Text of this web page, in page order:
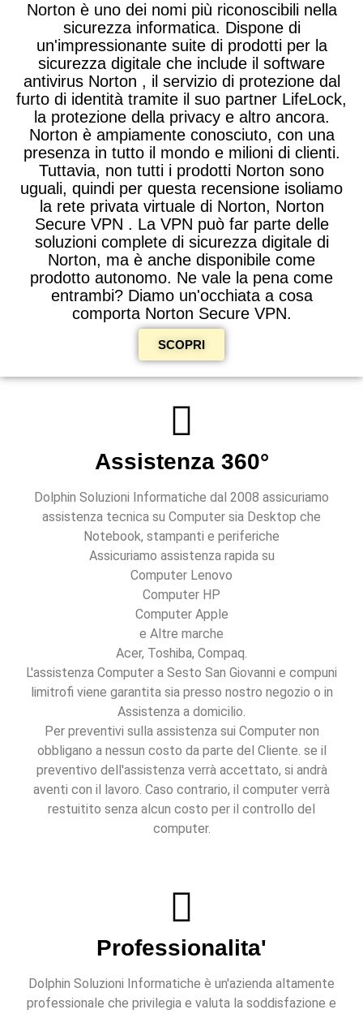
Norton è uno dei nomi più riconoscibili nella
sicurezza informatica. Dispone di
un'impressionante suite di prodotti per la
sicurezza digitale che include il software
antivirus Norton , il servizio di protezione dal
furto di identità tramite il suo partner LifeLock,
la protezione della privacy e altro ancora.
Norton è ampiamente conosciuto, con una
presenza in tutto il mondo e milioni di clienti.
Tuttavia, non tutti i prodotti Norton sono
uguali, quindi per questa recensione isoliamo
la rete privata virtuale di Norton, Norton
Secure VPN . La VPN può far parte delle
soluzioni complete di sicurezza digitale di
Norton, ma è anche disponibile come
prodotto autonomo. Ne vale la pena come
entrambi? Diamo un'occhiata a cosa
comporta Norton Secure VPN.
SCOPRI
Assistenza 360°
Dolphin Soluzioni Informatiche dal 2008 assicuriamo
assistenza tecnica su Computer sia Desktop che
Notebook, stampanti e periferiche
Assicuriamo assistenza rapida su
Computer Lenovo
Computer HP
Computer Apple
e Altre marche
Acer, Toshiba, Compaq.
L'assistenza Computer a Sesto San Giovanni e compuni
limitrofi viene garantita sia presso nostro negozio o in
Assistenza a domicilio.
Per preventivi sulla assistenza sui Computer non
obbligano a nessun costo da parte del Cliente. se il
preventivo dell'assistenza verrà accettato, si andrà
aventi con il lavoro. Caso contrario, il computer verrà
restuitito senza alcun costo per il controllo del
computer.
Professionalita'
Dolphin Soluzioni Informatiche è un'azienda altamente
professionale che privilegia e valuta la soddisfazione e